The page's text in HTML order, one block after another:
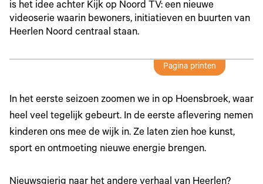
is het idee achter Kijk op Noord TV: een nieuwe
videoserie waarin bewoners, initiatieven en buurten van
Heerlen Noord centraal staan.
Pagina printen
In het eerste seizoen zoomen we in op Hoensbroek, waar
heel veel tegelijk gebeurt. In de eerste aflevering nemen
kinderen ons mee de wijk in. Ze laten zien hoe kunst,
sport en ontmoeting nieuwe energie brengen.